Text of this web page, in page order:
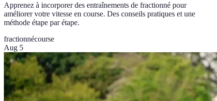
Apprenez à incorporer des entraînements de fractionné pour
améliorer votre vitesse en course. Des conseils pratiques et une
méthode étape par étape.
fractionnécourse
Aug 5